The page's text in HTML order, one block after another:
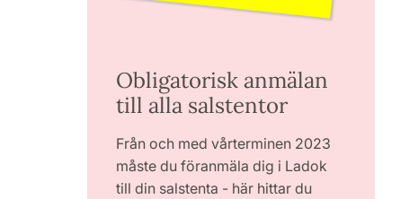
Obligatorisk anmälan
till alla salstentor
Från och med vårterminen 2023
måste du föranmäla dig i Ladok
till din salstenta - här hittar du